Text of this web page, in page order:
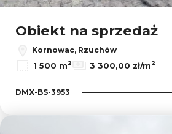
Leaflet|© OpenMapTiles
Obiekt na sprzedaż
Kornowac, Rzuchów
1 500 m2 3 300,00 zł/m2
DMX-BS-3953